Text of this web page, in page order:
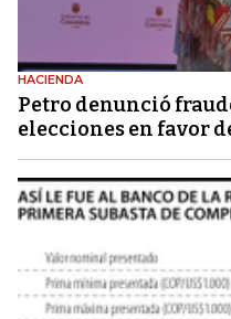
HACIENDA
Petro denunció
elecciones en favor